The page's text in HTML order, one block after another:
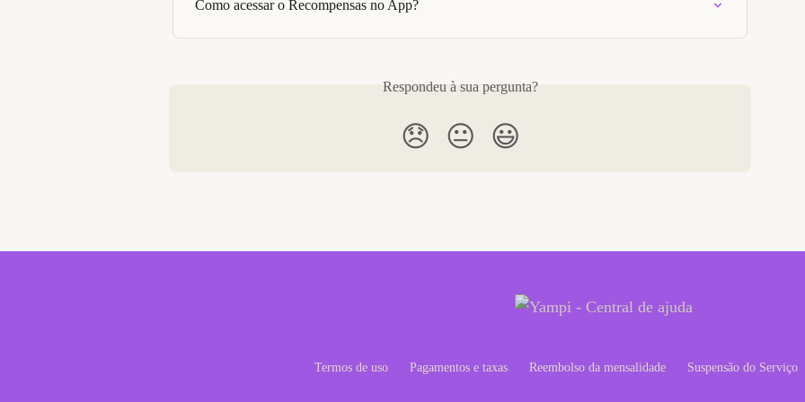
Como acessar o Recompensas no App?
Respondeu à sua pergunta?
😞 😐 😃
Termos de uso Pagamentos e taxas Reembolso da mensalidade Suspensão do Serviço